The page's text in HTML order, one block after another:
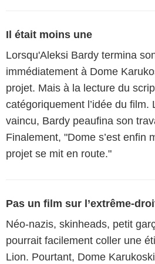
Il était moins une
Lorsqu'Aleksi Bardy termina
immédiatement à Dome
projet. Mais à la lecture du
catégoriquement l’idée du film.
vaincu, Bardy peaufina son
Finalement, "Dome s’est enfin
projet se mit en route."
Pas un film sur l’extrême-
Néo-nazis, skinheads, petit
pourrait facilement coller une
Lion. Pourtant, Dome